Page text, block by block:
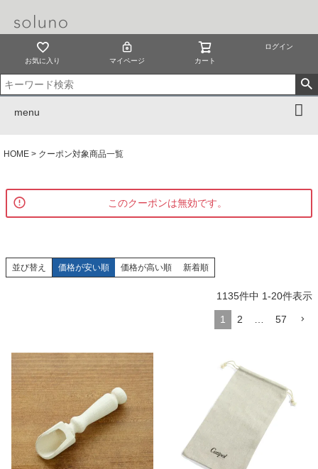
お気に入り マイページ カート
ログイン
menu
HOME クーポン対象商品一覧
このクーポンは無効です。
並び替え 価格が安い順 価格が高い順 新着順
1135件中 1-20件表示
1 2 57